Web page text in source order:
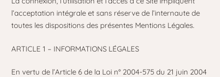
l’acceptation intégrale et sans réserve de l’internaute de
toutes les dispositions des présentes Mentions Légales.
ARTICLE 1 – INFORMATIONS LÉGALES
En vertu de l’Article 6 de la Loi n° 2004-575 du 21 juin 2004